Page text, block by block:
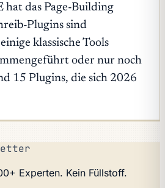
hat das Page-Building
Plugins sind
klassische Tools
oder nur noch
15 Plugins, die sich 2026
Experten. Kein Füllstoff.